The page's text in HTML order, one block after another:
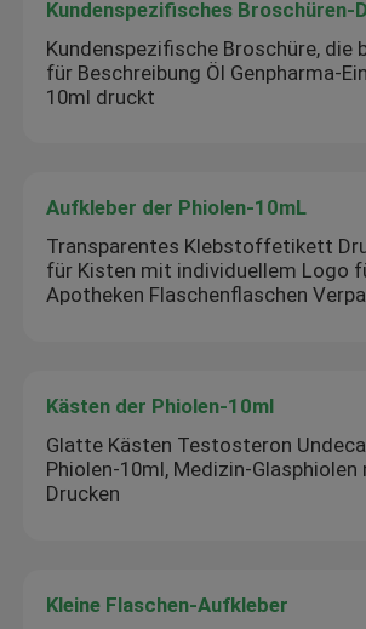
Kundenspezifisches Broschüren-
Kundenspezifische Broschüre, die
für Beschreibung Öl Genpharma-
10ml druckt
Aufkleber der Phiolen-10mL
Transparentes Klebstoffetikett
für Kisten mit individuellem Logo
Apotheken Flaschenflaschen
Kästen der Phiolen-10ml
Glatte Kästen Testosteron
Phiolen-10ml, Medizin-
Drucken
Kleine Flaschen-Aufkleber